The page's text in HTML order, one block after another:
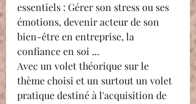
essentiels : Gérer son stress ou ses
émotions, devenir acteur de son
bien-être en entreprise, la
confiance en soi ...
Avec un volet théorique sur le
thème choisi et un surtout un volet
pratique destiné à l'acquisition de